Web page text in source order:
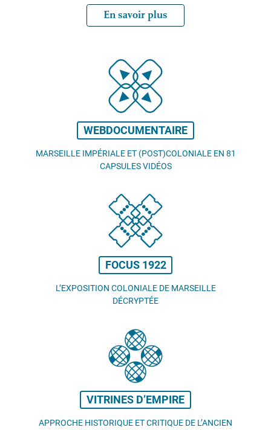
En savoir plus
WEBDOCUMENTAIRE
MARSEILLE IMPÉRIALE ET (POST)COLONIALE EN 81
CAPSULES VIDÉOS
FOCUS 1922
L’EXPOSITION COLONIALE DE MARSEILLE
DÉCRYPTÉE
VITRINES D’EMPIRE
APPROCHE HISTORIQUE ET CRITIQUE DE L’ANCIEN